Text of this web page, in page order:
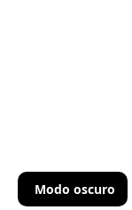
Modo oscuro